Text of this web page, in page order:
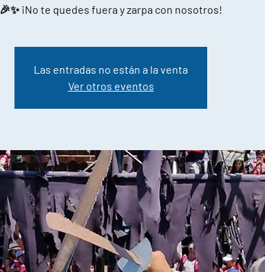
🎉✨ ¡No te quedes fuera y zarpa con nosotros!
Las entradas no están a la venta
Ver otros eventos